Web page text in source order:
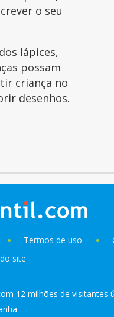
o seu
lápices,
possam
criança no
desenhos.
Termos de uso
site
12 milhões de visitantes